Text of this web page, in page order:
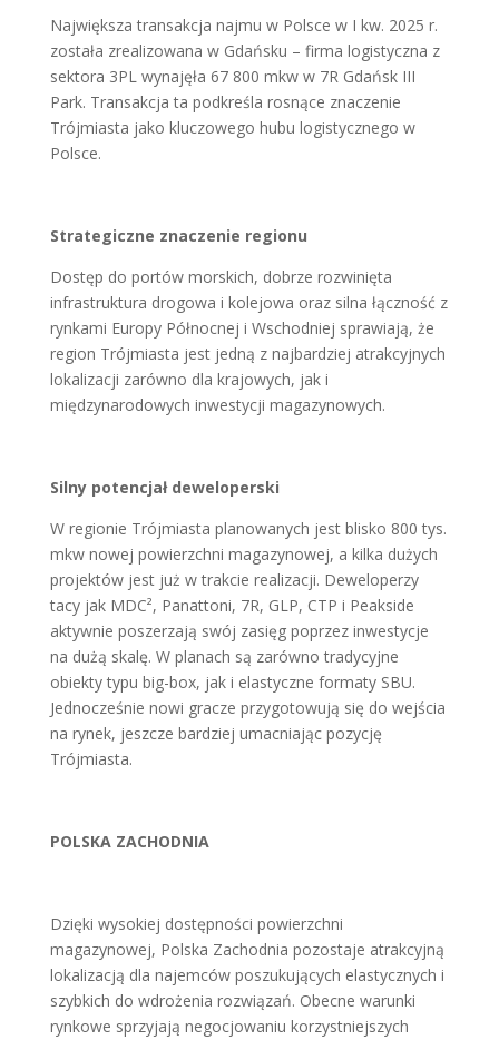
Największa transakcja najmu w Polsce w I kw. 2025 r.
została zrealizowana w Gdańsku – firma logistyczna z
sektora 3PL wynajęła 67 800 mkw w 7R Gdańsk III
Park. Transakcja ta podkreśla rosnące znaczenie
Trójmiasta jako kluczowego hubu logistycznego w
Polsce.
Strategiczne znaczenie regionu
Dostęp do portów morskich, dobrze rozwinięta
infrastruktura drogowa i kolejowa oraz silna łączność z
rynkami Europy Północnej i Wschodniej sprawiają, że
region Trójmiasta jest jedną z najbardziej atrakcyjnych
lokalizacji zarówno dla krajowych, jak i
międzynarodowych inwestycji magazynowych.
Silny potencjał deweloperski
W regionie Trójmiasta planowanych jest blisko 800 tys.
mkw nowej powierzchni magazynowej, a kilka dużych
projektów jest już w trakcie realizacji. Deweloperzy
tacy jak MDC², Panattoni, 7R, GLP, CTP i Peakside
aktywnie poszerzają swój zasięg poprzez inwestycje
na dużą skalę. W planach są zarówno tradycyjne
obiekty typu big-box, jak i elastyczne formaty SBU.
Jednocześnie nowi gracze przygotowują się do wejścia
na rynek, jeszcze bardziej umacniając pozycję
Trójmiasta.
POLSKA ZACHODNIA
Dzięki wysokiej dostępności powierzchni
magazynowej, Polska Zachodnia pozostaje atrakcyjną
lokalizacją dla najemców poszukujących elastycznych i
szybkich do wdrożenia rozwiązań. Obecne warunki
rynkowe sprzyjają negocjowaniu korzystniejszych